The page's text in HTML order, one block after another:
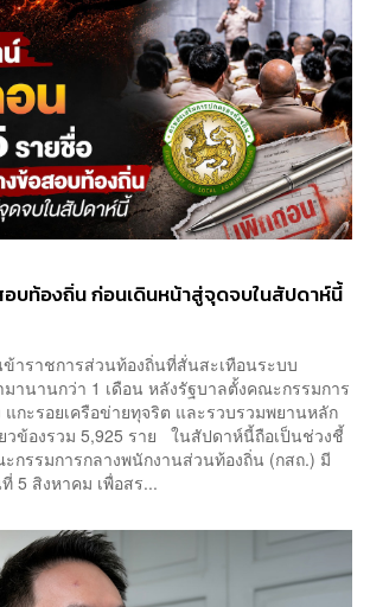
บท้องถิ่น ก่อนเดินหน้าสู่จุดจบในสัปดาห์นี้
าราชการส่วนท้องถิ่นที่สั่นสะเทือนระบบ
านานกว่า 1 เดือน หลังรัฐบาลตั้งคณะกรรมการ
แกะรอยเครือข่ายทุจริต และรวบรวมพยานหลัก
วข้องรวม 5,925 ราย ในสัปดาห์นี้ถือเป็นช่วงชี้
กรรมการกลางพนักงานส่วนท้องถิ่น (กสถ.) มี
5 สิงหาคม เพื่อสร...